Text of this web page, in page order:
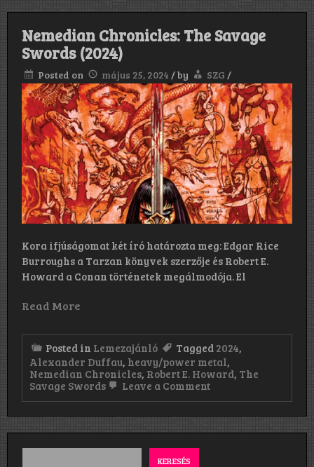
Nemedian Chronicles: The Savage
Swords (2024)
Posted on május 25, 2024 /by SZG /
Kora ifjúságomat két író határozta meg: Edgar Rice
Burroughs a Tarzan könyvek szerzője és Robert E.
Howard a Conan történetek megálmodója. El
Read More
Posted in Lemezajánló Tagged 2024,
Alexander Duffau, heavy/power metal,
Nemedian Chronicles, Robert E. Howard, The
Savage Swords
Leave a Commenton
The
Savage
KERESÉS